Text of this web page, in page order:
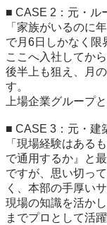
■ CASE 2：元・ル
「家族がいるのに
で月6日しかなく限
ここへ入社してか
後半上も狙え、月
す。
上場企業グループ
■ CASE 3：元・建
「現場経験はある
で通用するか』と
ですが、思い切っ
く、本部の手厚い
現場の知識を活か
までプロとして活